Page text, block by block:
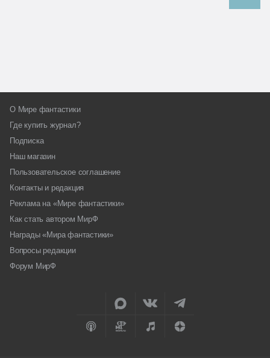
О Мире фантастики
Где купить журнал?
Подписка
Наш магазин
Пользовательское соглашение
Контакты и редакция
Реклама на «Мире фантастики»
Как стать автором МирФ
Награды «Мира фантастики»
Вопросы редакции
Форум МирФ